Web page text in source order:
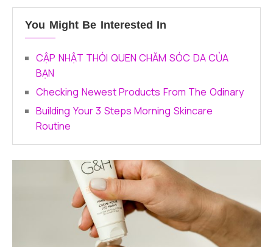
You Might Be Interested In
CẬP NHẬT THÓI QUEN CHĂM SÓC DA CỦA
BẠN
Checking Newest Products From The Odinary
Building Your 3 Steps Morning Skincare
Routine